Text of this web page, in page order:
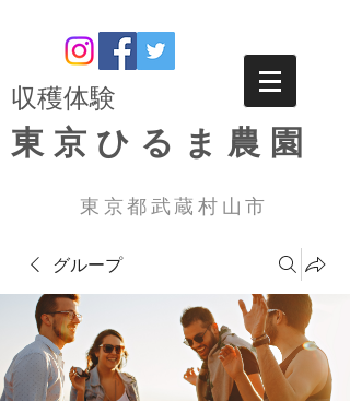
​収穫体験
東京ひるま農園
東京都武蔵村山市
グループ